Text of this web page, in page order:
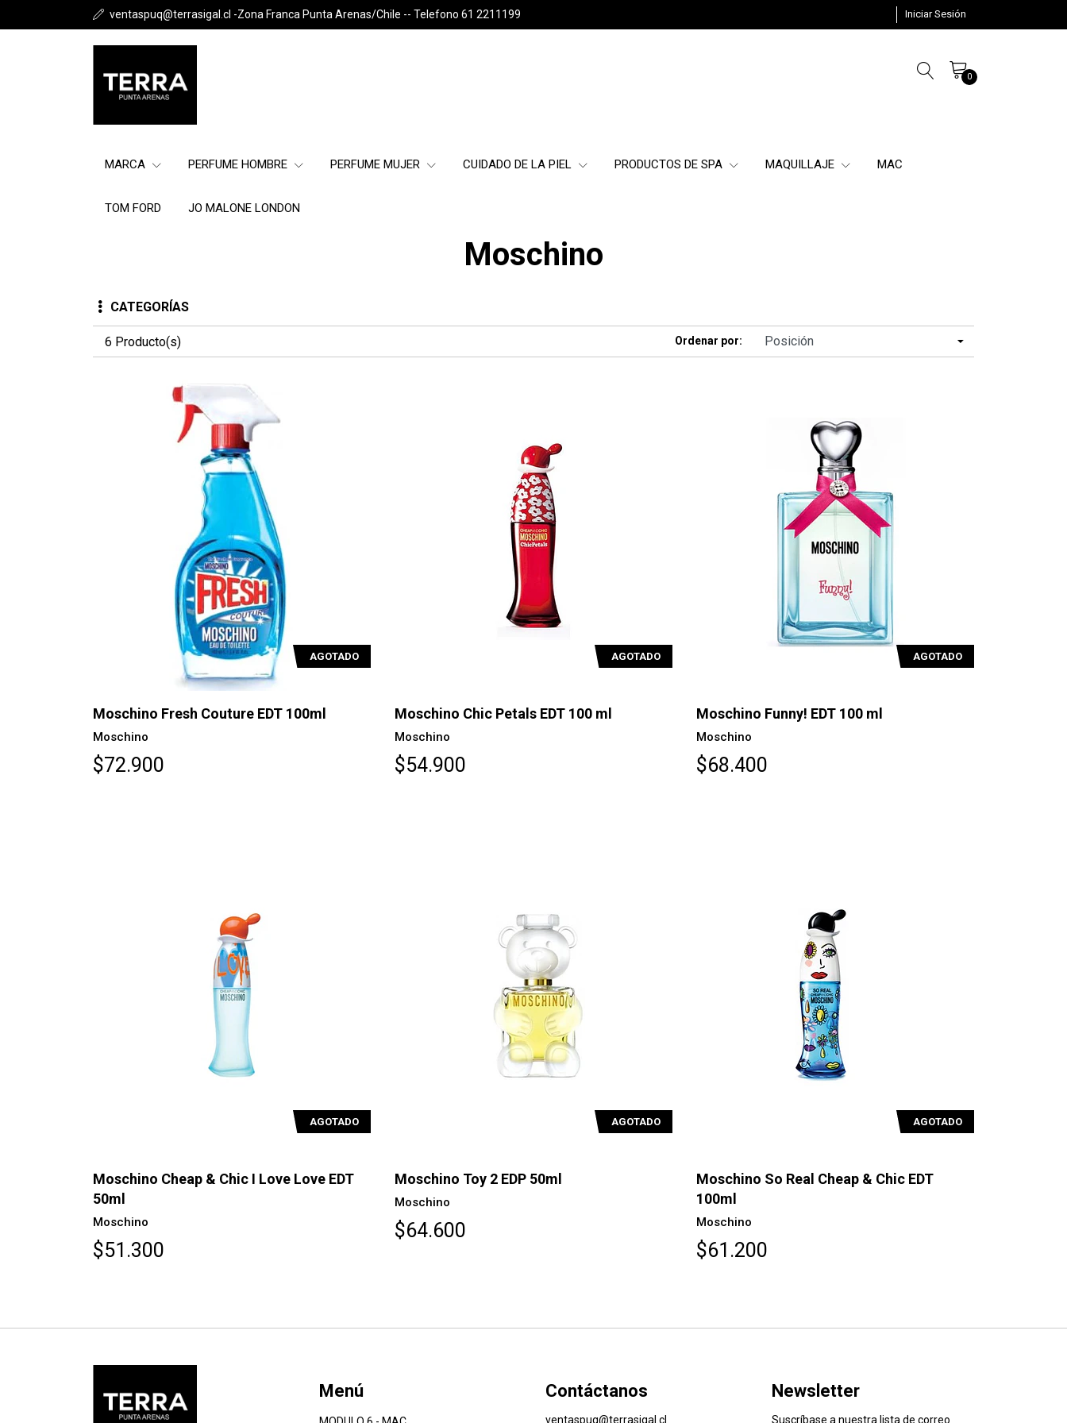
ventaspuq@terrasigal.cl -Zona Franca Punta Arenas/Chile -- Telefono 61 2211199 Iniciar Sesión
0
MARCA PERFUME HOMBRE PERFUME MUJER CUIDADO DE LA PIEL PRODUCTOS DE SPA MAQUILLAJE MAC
TOM FORD JO MALONE LONDON
Moschino
CATEGORÍAS
6 Producto(s) Ordenar por:
AGOTADO
Moschino Fresh Couture EDT 100ml
Moschino
$72.900
AGOTADO
Moschino Chic Petals EDT 100 ml
Moschino
$54.900
AGOTADO
Moschino Funny! EDT 100 ml
Moschino
$68.400
AGOTADO
Moschino Cheap & Chic I Love Love EDT
50ml
Moschino
$51.300
AGOTADO
Moschino Toy 2 EDP 50ml
Moschino
$64.600
AGOTADO
Moschino So Real Cheap & Chic EDT
100ml
Moschino
$61.200
Menú Contáctanos
ventaspuq@terrasigal.cl
Newsletter
Suscríbase a nuestra lista de correo